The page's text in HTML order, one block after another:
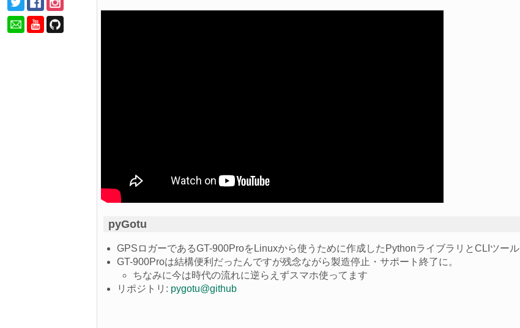
pyGotu
GPSロガーであるGT-900ProをLinuxから使うために作成したPythonライブラリとCLIツール
GT-900Proは結構便利だったんですが残念ながら製造停止・サポート終了に。
ちなみに今は時代の流れに逆らえずスマホ使ってます
リポジトリ: pygotu@github